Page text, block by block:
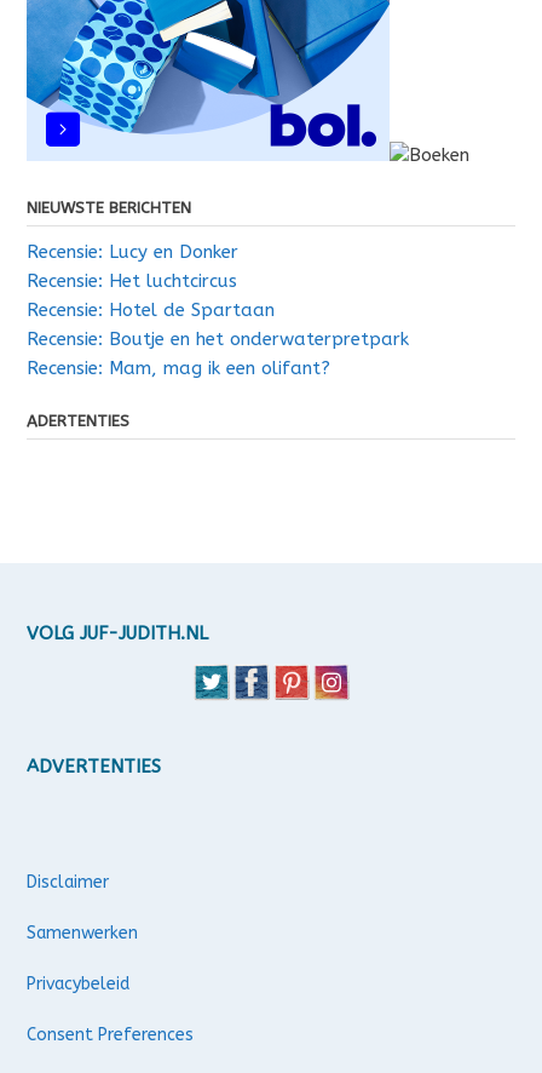
NIEUWSTE BERICHTEN
Recensie: Lucy en Donker
Recensie: Het luchtcircus
Recensie: Hotel de Spartaan
Recensie: Boutje en het onderwaterpretpark
Recensie: Mam, mag ik een olifant?
ADERTENTIES
VOLG JUF-JUDITH.NL
ADVERTENTIES
Disclaimer
Samenwerken
Privacybeleid
Consent Preferences